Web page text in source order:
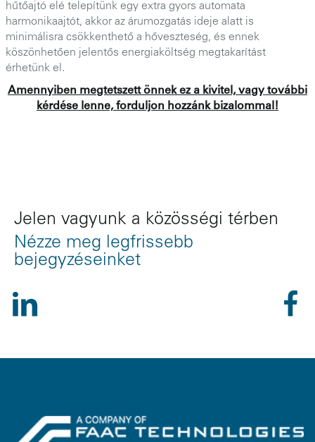
hűtőajtó elé telepítünk egy extra gyors automata
harmonikaajtót, akkor az árumozgatás ideje alatt is
minimálisra csökkenthető a hőveszteség, és ennek
köszönhetően jelentős energiaköltség megtakarítást
érhetünk el.
Amennyiben megtetszett önnek ez a kivitel, vagy további
kérdése lenne, forduljon hozzánk bizalommal!
Jelen vagyunk a közösségi térben
Nézze meg legfrissebb
bejegyzéseinket